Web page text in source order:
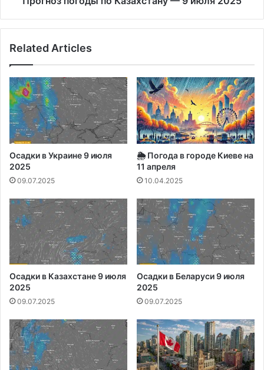
Related Articles
Осадки в Украине 9 июля
2025
09.07.2025
🌦️ Погода в городе Киеве на
11 апреля
10.04.2025
Осадки в Казахстане 9 июля
2025
09.07.2025
Осадки в Беларуси 9 июля
2025
09.07.2025